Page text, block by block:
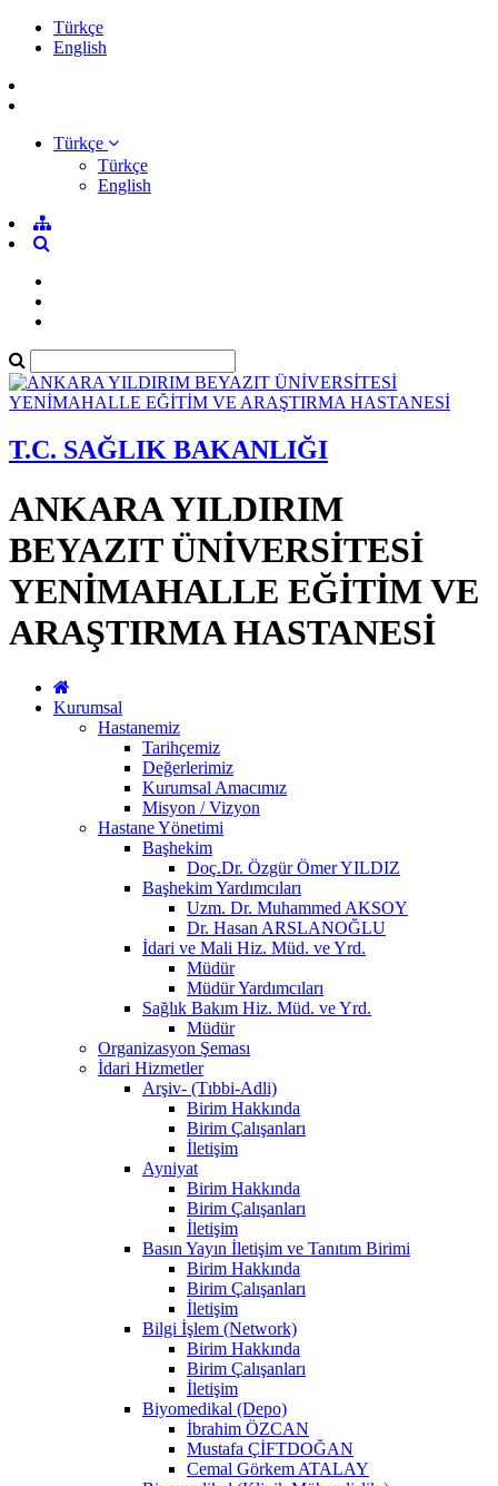
Türkçe
English
Türkçe
Türkçe
English
T.C. SAĞLIK BAKANLIĞI
ANKARA YILDIRIM
BEYAZIT ÜNİVERSİTESİ
YENİMAHALLE EĞİTİM VE
ARAŞTIRMA HASTANESİ
Kurumsal
Hastanemiz
Tarihçemiz
Değerlerimiz
Kurumsal Amacımız
Misyon / Vizyon
Hastane Yönetimi
Başhekim
Doç.Dr. Özgür Ömer YILDIZ
Başhekim Yardımcıları
Uzm. Dr. Muhammed AKSOY
Dr. Hasan ARSLANOĞLU
İdari ve Mali Hiz. Müd. ve Yrd.
Müdür
Müdür Yardımcıları
Sağlık Bakım Hiz. Müd. ve Yrd.
Müdür
Organizasyon Şeması
İdari Hizmetler
Arşiv- (Tıbbi-Adli)
Birim Hakkında
Birim Çalışanları
İletişim
Ayniyat
Birim Hakkında
Birim Çalışanları
İletişim
Basın Yayın İletişim ve Tanıtım Birimi
Birim Hakkında
Birim Çalışanları
İletişim
Bilgi İşlem (Network)
Birim Hakkında
Birim Çalışanları
İletişim
Biyomedikal (Depo)
İbrahim ÖZCAN
Mustafa ÇİFTDOĞAN
Cemal Görkem ATALAY